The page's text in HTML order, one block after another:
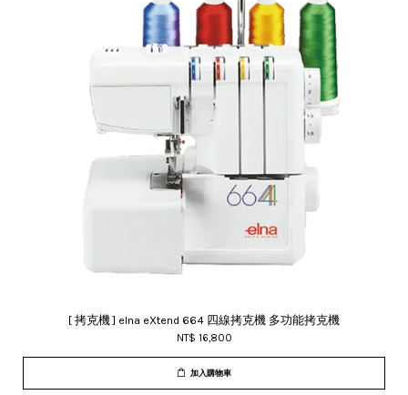
[ 拷克機 ] elna eXtend 664 四線拷克機 多功能拷克機
NT$ 16,800
加入購物車